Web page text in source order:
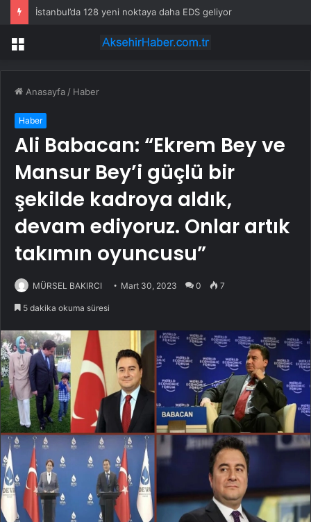
İstanbul’da 128 yeni noktaya daha EDS geliyor
Menü
Anasayfa / Haber
Haber
Ali Babacan: “Ekrem Bey ve
Mansur Bey’i güçlü bir
şekilde kadroya aldık,
devam ediyoruz. Onlar artık
takımın oyuncusu”
MÜRSEL BAKIRCI Mart 30, 2023 0 7
5 dakika okuma süresi